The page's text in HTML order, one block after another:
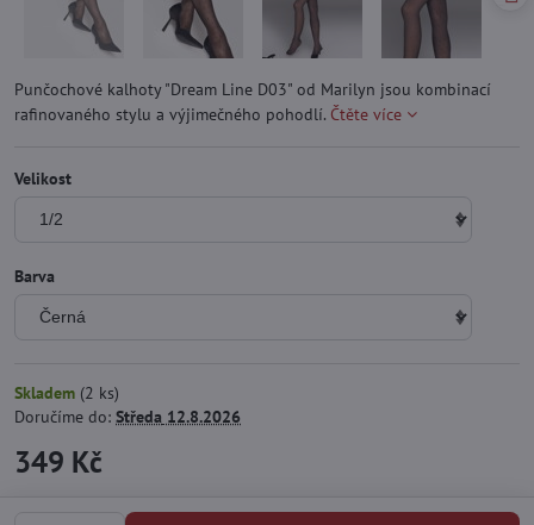
Punčochové kalhoty "Dream Line D03" od Marilyn jsou kombinací
rafinovaného stylu a výjimečného pohodlí. Čtěte více
Velikost
Barva
Skladem (2 ks)
Doručíme do: Středa 12.8.2026
349 Kč